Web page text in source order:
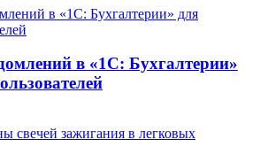
в «1С: Бухгалтерии»